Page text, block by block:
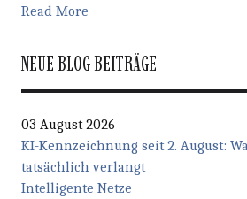
Read More
NEUE BLOG BEITRÄGE
03 August 2026
KI-Kennzeichnung seit 2. August:
tatsächlich verlangt
Intelligente Netze